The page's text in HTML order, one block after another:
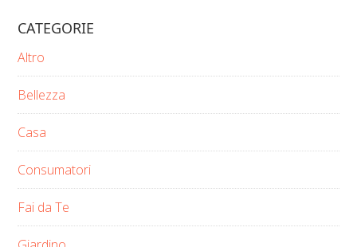
CATEGORIE
Altro
Bellezza
Casa
Consumatori
Fai da Te